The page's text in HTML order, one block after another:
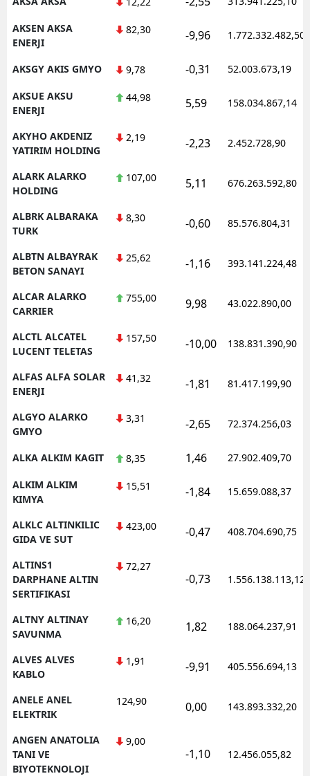
AKSEN AKSA
ENERJI
82,30 -9,96 1.772.332.482,50
AKSGY AKIS GMYO 9,78 -0,31 52.003.673,19
AKSUE AKSU
ENERJI
44,98 5,59 158.034.867,14
AKYHO AKDENIZ
YATIRIM HOLDING
2,19 -2,23 2.452.728,90
ALARK ALARKO
HOLDING
107,00 5,11 676.263.592,80
ALBRK ALBARAKA
TURK
8,30 -0,60 85.576.804,31
ALBTN ALBAYRAK
BETON SANAYI
25,62 -1,16 393.141.224,48
ALCAR ALARKO
CARRIER
755,00 9,98 43.022.890,00
ALCTL ALCATEL
LUCENT TELETAS
157,50 -10,00 138.831.390,90
ALFAS ALFA SOLAR
ENERJI
41,32 -1,81 81.417.199,90
ALGYO ALARKO
GMYO
3,31 -2,65 72.374.256,03
ALKA ALKIM KAGIT 8,35 1,46 27.902.409,70
ALKIM ALKIM
KIMYA
15,51 -1,84 15.659.088,37
ALKLC ALTINKILIC
GIDA VE SUT
423,00 -0,47 408.704.690,75
ALTINS1
DARPHANE ALTIN
SERTIFIKASI
72,27
-0,73 1.556.138.113,12
ALTNY ALTINAY
SAVUNMA
16,20 1,82 188.064.237,91
ALVES ALVES
KABLO
1,91 -9,91 405.556.694,13
ANELE ANEL
ELEKTRIK
124,90 0,00 143.893.332,20
ANGEN ANATOLIA
TANI VE
BIYOTEKNOLOJI
9,00
-1,10 12.456.055,82